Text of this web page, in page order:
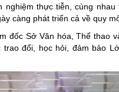
thực tiễn, cùng
càng phát triển cả về quy
đốc Sở Văn hóa, Thể thao
đổi, học hỏi, đảm bảo